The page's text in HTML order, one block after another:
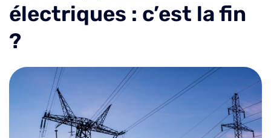
électriques : c’est la fin
?